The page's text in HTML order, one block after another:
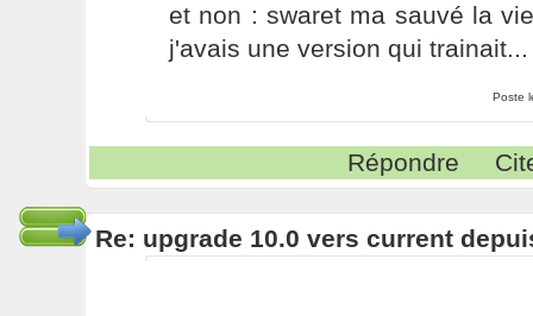
et non : swaret ma sauvé la
j'avais une version qui trainait...
Poste
Répondre
Re: upgrade 10.0 vers current